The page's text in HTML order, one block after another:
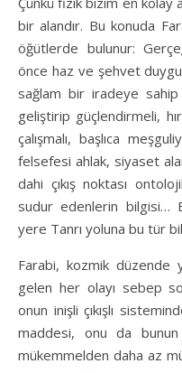
bir alandır. Bu konuda
öğütlerde bulunur:
önce haz ve şehvet
sağlam bir iradeye
geliştirip güçlendirmeli,
çalışmalı, başlıca
felsefesi ahlak, siyaset
dahi çıkış noktası
sudur edenlerin bilgisi…
yere Tanrı yoluna bu tür
Farabi, kozmik düzende
gelen her olayı sebep
onun inişli çıkışlı
maddesi, onu da
mükemmelden daha az